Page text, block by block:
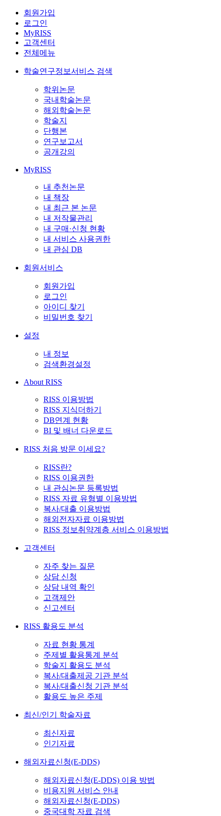
회원가입
로그인
MyRISS
고객센터
전체메뉴
학술연구정보서비스 검색
학위논문
국내학술논문
해외학술논문
학술지
단행본
연구보고서
공개강의
MyRISS
내 추천논문
내 책장
내 최근 본 논문
내 저작물관리
내 구매·신청 현황
내 서비스 사용권한
내 관심 DB
회원서비스
회원가입
로그인
아이디 찾기
비밀번호 찾기
설정
내 정보
검색환경설정
About RISS
RISS 이용방법
RISS 지식더하기
DB연계 현황
BI 및 배너 다운로드
RISS 처음 방문 이세요?
RISS란?
RISS 이용권한
내 관심논문 등록방법
RISS 자료 유형별 이용방법
복사/대출 이용방법
해외전자자료 이용방법
RISS 정보취약계층 서비스 이용방법
고객센터
자주 찾는 질문
상담 신청
상담 내역 확인
고객제안
신고센터
RISS 활용도 분석
자료 현황 통계
주제별 활용통계 분석
학술지 활용도 분석
복사/대출제공 기관 분석
복사/대출신청 기관 분석
활용도 높은 주제
최신/인기 학술자료
최신자료
인기자료
해외자료신청(E-DDS)
해외자료신청(E-DDS) 이용 방법
비용지원 서비스 안내
해외자료신청(E-DDS)
중국대학 자료 검색